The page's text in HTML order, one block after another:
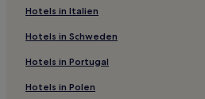
Familien nahe Via XX Settembre
Günstige nahe Via XX Settembre
Hotels mit Parkplatz in Civita
Hotels mit Fitnessbereich nahe
Hotels in Italien
Hotels in Schweden
Hotels in Portugal
Hotels in Polen